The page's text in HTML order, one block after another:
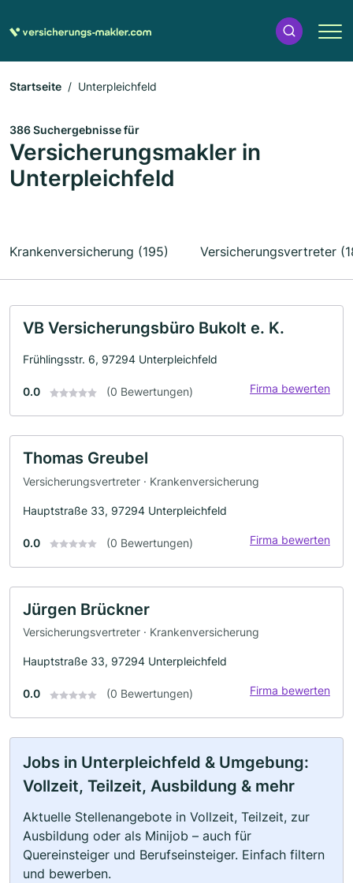
Startseite Unterpleichfeld
386 Suchergebnisse für
Versicherungsmakler in
Unterpleichfeld
Krankenversicherung (195) Versicherungsvertreter
VB Versicherungsbüro Bukolt e. K.
Frühlingsstr. 6, 97294 Unterpleichfeld
0.0 (0 Bewertungen) Firma bewerten
Thomas Greubel
Versicherungsvertreter · Krankenversicherung
Hauptstraße 33, 97294 Unterpleichfeld
0.0 (0 Bewertungen) Firma bewerten
Jürgen Brückner
Versicherungsvertreter · Krankenversicherung
Hauptstraße 33, 97294 Unterpleichfeld
0.0 (0 Bewertungen) Firma bewerten
Jobs in Unterpleichfeld & Umgebung:
Vollzeit, Teilzeit, Ausbildung & mehr
Aktuelle Stellenangebote in Vollzeit, Teilzeit, zur
Ausbildung oder als Minijob – auch für
Quereinsteiger und Berufseinsteiger. Einfach filtern
und bewerben.